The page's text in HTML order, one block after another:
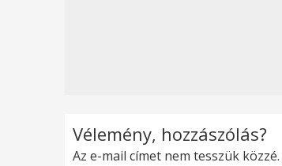
Vélemény, hozzászólás?
Az e-mail címet nem tesszük közzé.